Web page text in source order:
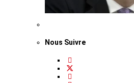
Nous Suivre